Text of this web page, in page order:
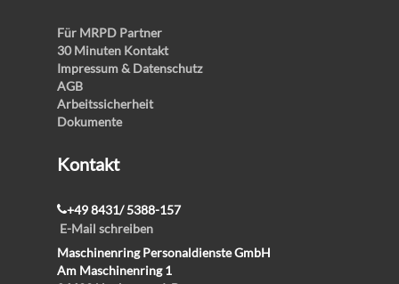
Für MRPD Partner
30 Minuten Kontakt
Impressum & Datenschutz
AGB
Arbeitssicherheit
Dokumente
Kontakt
+49 8431/ 5388-157
E-Mail schreiben
Maschinenring Personaldienste GmbH
Am Maschinenring 1